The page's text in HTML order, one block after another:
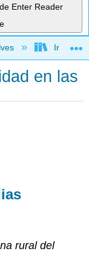
Enter Reader
Irvine
en las
rural del